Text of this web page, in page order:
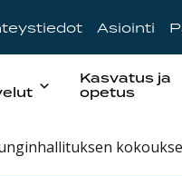
Asiointi
Kasvatus ja
opetus